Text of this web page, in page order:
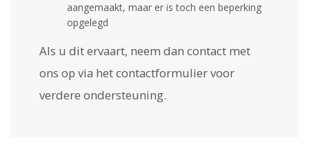
aangemaakt, maar er is toch een beperking
opgelegd
Als u dit ervaart, neem dan contact met
ons op via het contactformulier voor
verdere ondersteuning.